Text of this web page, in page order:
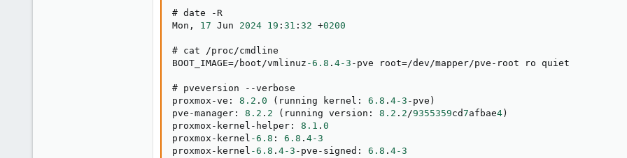
# date -R
Mon , 17 Jun 2024 19 : 31 : 32 +0200
# cat /proc/cmdline
BOOT_IMAGE=/boot/vmlinuz -6.8 . 4-3 -pve root=/dev/mapper/pve-root ro quiet
# pveversion --verbose
proxmox-ve : 8.2 . 0 (running kernel : 6.8 . 4-3 -pve)
pve-manager : 8.2 . 2 (running version : 8.2 . 2/9355359cd7afbae4 )
proxmox-kernel-helper : 8.1 . 0
proxmox-kernel -6.8 : 6.8 . 4-3
proxmox-kernel -6.8 . 4-3 -pve-signed : 6.8 . 4-3